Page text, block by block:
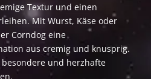
Textur und einen
Mit Wurst, Käse oder
Corndog eine
aus cremig und knusprig.
und herzhafte